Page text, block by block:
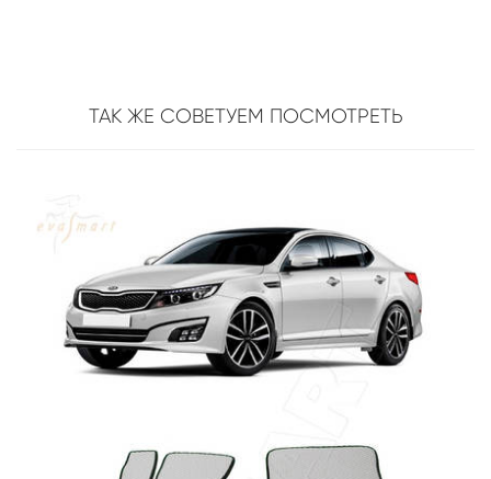
ТАК ЖЕ СОВЕТУЕМ ПОСМОТРЕТЬ